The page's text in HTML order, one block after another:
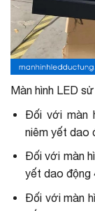
Màn hình LED
Đối với màn
niêm yết dao
Đối với màn
yết dao động
Đối với màn